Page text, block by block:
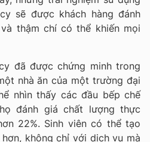
sẽ được khách hàng đánh
thậm chí có thể khiến mọi
đã được chứng minh trong
nhà ăn của một trường đại
nhìn thấy các đầu bếp chế
đánh giá chất lượng thực
22%. Sinh viên có thể tạo
không chỉ với dịch vụ mà